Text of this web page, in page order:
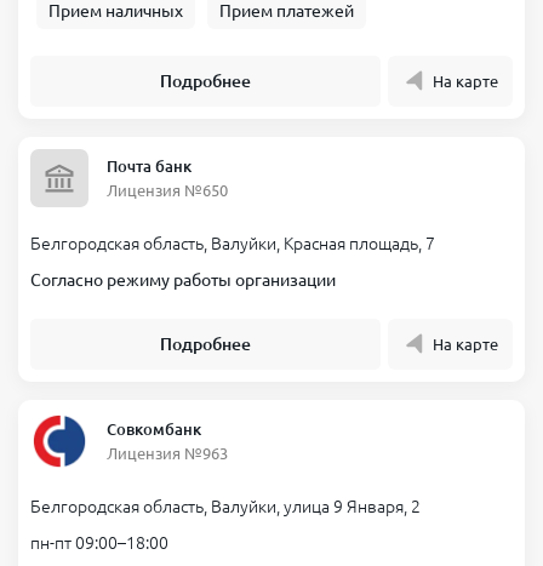
Прием наличных Прием платежей
Подробнее На карте
Почта банк
Лицензия №650
Белгородская область, Валуйки, Красная площадь, 7
Согласно режиму работы организации
Подробнее На карте
Совкомбанк
Лицензия №963
Белгородская область, Валуйки, улица 9 Января, 2
пн-пт 09:00–18:00